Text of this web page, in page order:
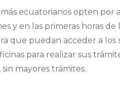
ecuatorianos opten por
y en las primeras horas
que puedan acceder a los
para realizar sus
sin mayores trámites.